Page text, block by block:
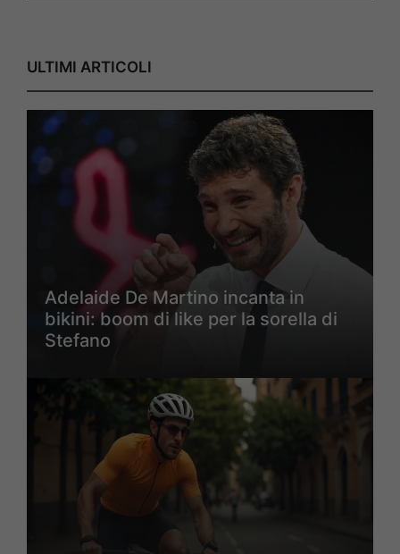
ULTIMI ARTICOLI
Adelaide De Martino incanta in
bikini: boom di like per la sorella di
Stefano